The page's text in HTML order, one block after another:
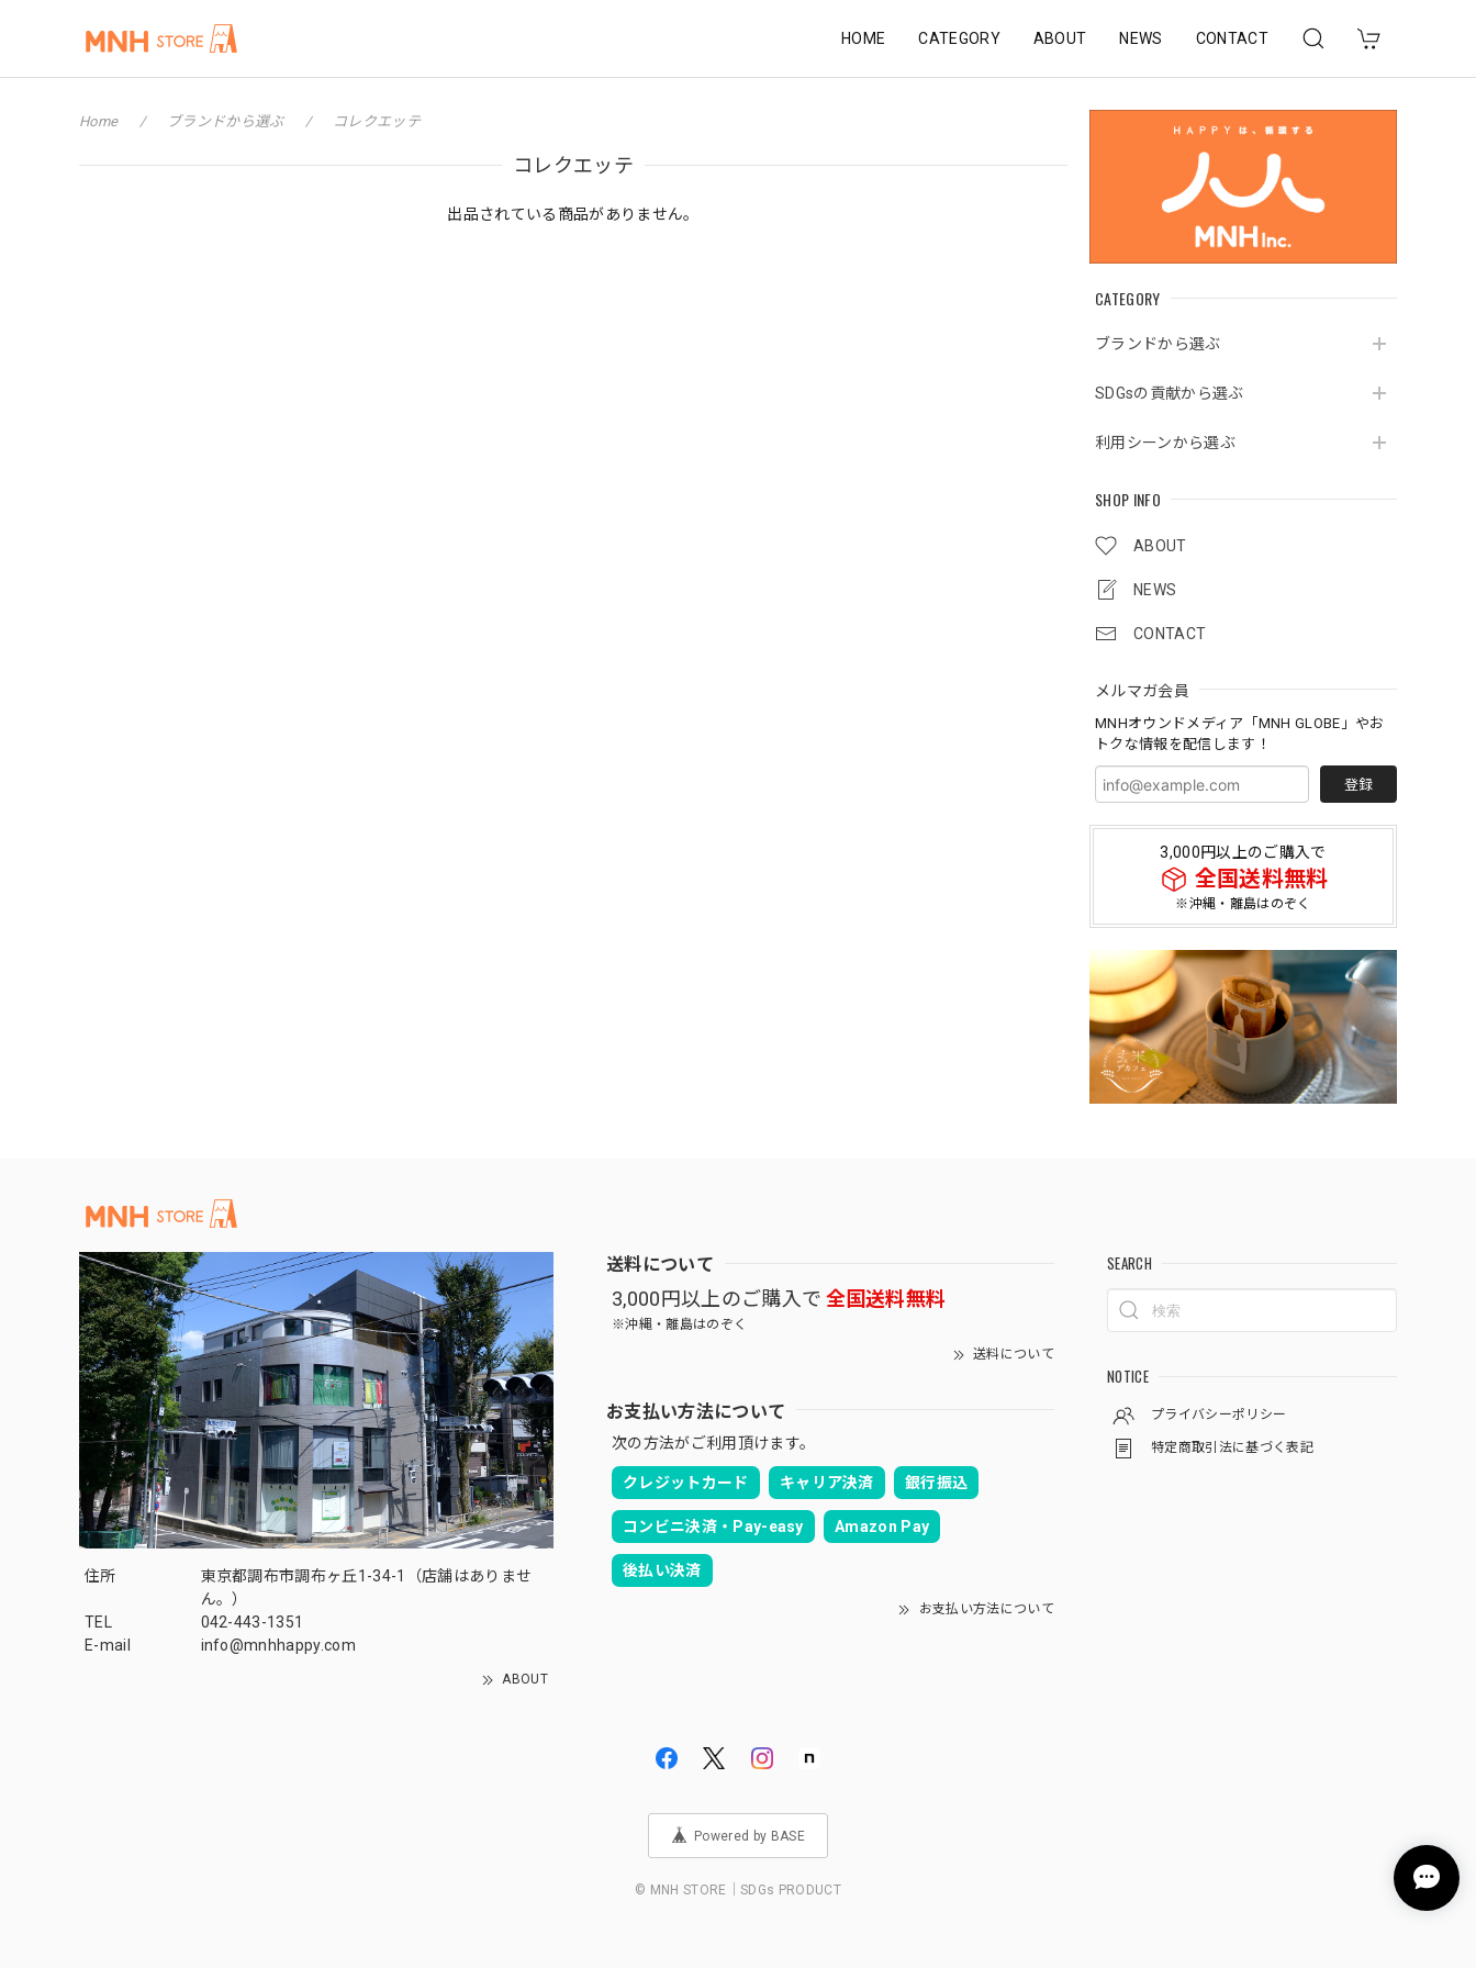
HOME CATEGORY ABOUT NEWS CONTACT
CATEGORY
ブランドから選ぶ
SDGsの貢献から選ぶ
利用シーンから選ぶ
SHOP INFO
ABOUT
NEWS
CONTACT
メルマガ会員
MNHオウンドメディア「MNH GLOBE」やお
トクな情報を配信します！
登録
3,000円以上のご購入で
全国送料無料
※沖縄・離島はのぞく
Home ブランドから選ぶ コレクエッテ
コレクエッテ
出品されている商品がありません。
住所
東京都調布市調布ヶ丘1-34-1（店舗はありませ
ん。）
TEL
042-443-1351
E-mail
info@mnhhappy.com
ABOUT
送料について
3,000円以上のご購入で 全国送料無料
※沖縄・離島はのぞく
送料について
お支払い方法について
次の方法がご利用頂けます。
クレジットカード キャリア決済 銀行振込
コンビニ決済・Pay-easy Amazon Pay
後払い決済
お支払い方法について
SEARCH
NOTICE
プライバシーポリシー
特定商取引法に基づく表記
Powered by BASE
© MNH STORE｜SDGs PRODUCT